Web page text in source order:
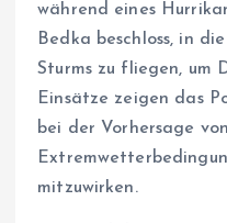
während eines
Bedka beschloss, in
Sturms zu fliegen, um
Einsätze zeigen das
bei der Vorhersage von
mitzuwirken.